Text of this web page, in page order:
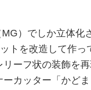
）でしか立体化
トを改造して作っ
ーフ状の装飾を
カッター「かど